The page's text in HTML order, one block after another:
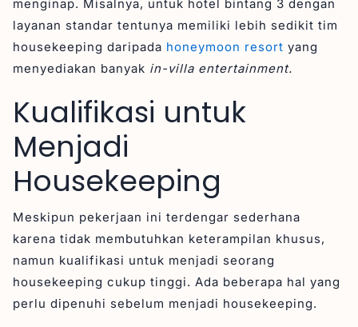
menginap. Misalnya, untuk hotel bintang 3 dengan
layanan standar tentunya memiliki lebih sedikit tim
housekeeping daripada honeymoon resort yang
menyediakan banyak in-villa entertainment.
Kualifikasi untuk
Menjadi
Housekeeping
Meskipun pekerjaan ini terdengar sederhana
karena tidak membutuhkan keterampilan khusus,
namun kualifikasi untuk menjadi seorang
housekeeping cukup tinggi. Ada beberapa hal yang
perlu dipenuhi sebelum menjadi housekeeping.